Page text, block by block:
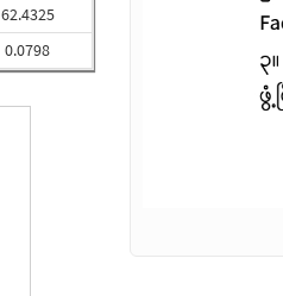
62.4325
0.0798